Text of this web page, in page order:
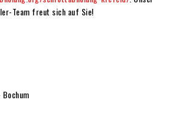
Team freut sich auf Sie!